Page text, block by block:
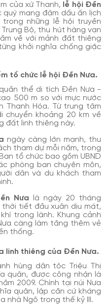
của xứ Thanh, lễ hội Đền
mang đậm dấu ấn lịch
những lễ hội truyền
Bộ, thu hút hàng vạn
về với mảnh đất thiêng
khởi nghĩa chống giặc
tổ chức lễ hội Đền Nưa.
thể di tích Đền Nưa -
500 m so với mực nước
Thanh Hóa. Từ trung tâm
chuyển khoảng 20 km về
đất linh thiêng này.
ngày càng lớn mạnh, thu
tham dự mỗi năm, trong
tổ chức bao gồm UBND
phòng ban chuyên môn,
dân và du khách tham
Nưa là ngày 20 tháng
thời tiết đầu xuân dịu mát,
trong lành. Khung cảnh
càng làm tăng thêm vẻ
thống.
linh thiêng của Đền Nưa.
hùng dân tộc Triệu Thị
quân, được công nhận là
2009. Chính tại núi Nưa
quân, lập căn cứ kháng
nhà Ngô trong thế kỷ III.